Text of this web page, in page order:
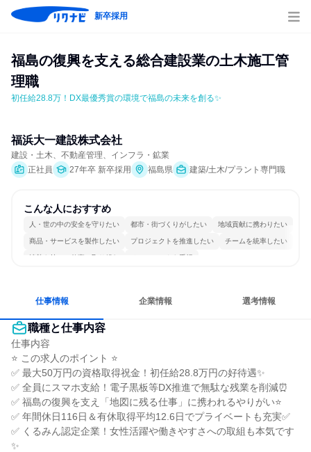
新卒採用
福島の復興を支える総合建設業の土木施工管
理職
初任給28.8万！DX最優秀賞の環境で福島の未来を創る✨
福浜大一建設株式会社
建設・土木、不動産管理、インフラ・鉱業
正社員
27年卒 新卒採用 福島県 建築/土木/プラント専門職
こんな人におすすめ
人・世の中の安全を守りたい 都市・街づくりがしたい 地域貢献に携わりたい
商品・サービスを製作したい プロジェクトを推進したい チームを統率したい
情熱を持って仕事に取り組む チームワークを重視
仕事情報 企業情報 選考情報
職種と仕事内容
仕事内容
⭐ この求人のポイント ⭐
✅ 最大50万円の資格取得祝金！初任給28.8万円の好待遇✨
✅ 全員にスマホ支給！電子黒板等DX推進で無駄な残業を削減⏰
✅ 福島の復興を支え「地図に残る仕事」に携われるやりがい⭐
✅ 年間休日116日＆有休取得平均12.6日でプライベートも充実✅
✅ くるみん認定企業！女性活躍や働きやすさへの取組も本気です
✨